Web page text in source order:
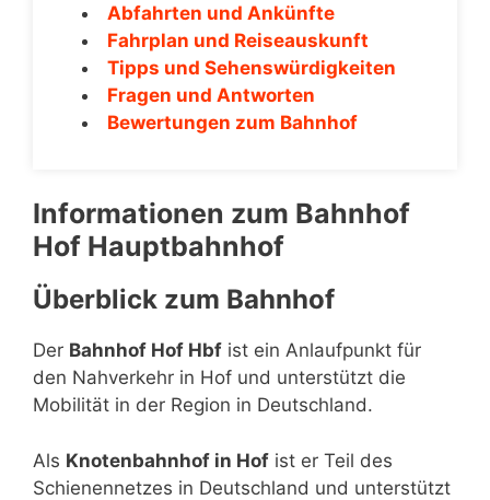
Abfahrten und Ankünfte
Fahrplan und Reiseauskunft
Tipps und Sehenswürdigkeiten
Fragen und Antworten
Bewertungen zum Bahnhof
Informationen zum Bahnhof
Hof Hauptbahnhof
Überblick zum Bahnhof
Der Bahnhof Hof Hbf ist ein Anlaufpunkt für
den Nahverkehr in Hof und unterstützt die
Mobilität in der Region in Deutschland.
Als Knotenbahnhof in Hof ist er Teil des
Schienennetzes in Deutschland und unterstützt